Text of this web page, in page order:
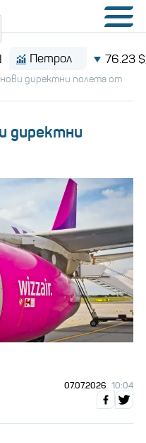
76.23 $/
нови директни полета от
директни
07.07.2026 10:04